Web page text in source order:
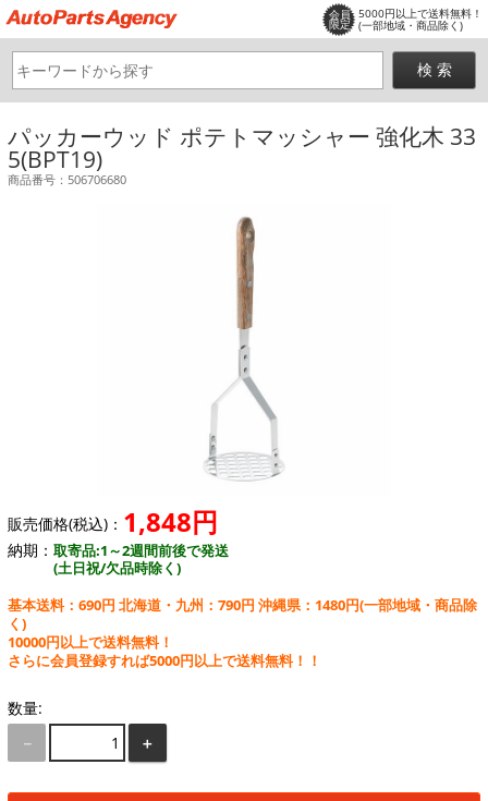
会員
限定
5000円以上で送料無料！
(一部地域・商品除く)
パッカーウッド ポテトマッシャー 強化木 33
5(BPT19)
商品番号：506706680
販売価格(税込)： 1,848円
納期： 取寄品:1～2週間前後で発送
(土日祝/欠品時除く)
基本送料：690円 北海道・九州：790円 沖縄県：1480円(一部地域・商品除
く)
10000円以上で送料無料！
さらに会員登録すれば5000円以上で送料無料！！
数量:
－
＋